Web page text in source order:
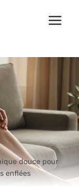
douce pour
enflées